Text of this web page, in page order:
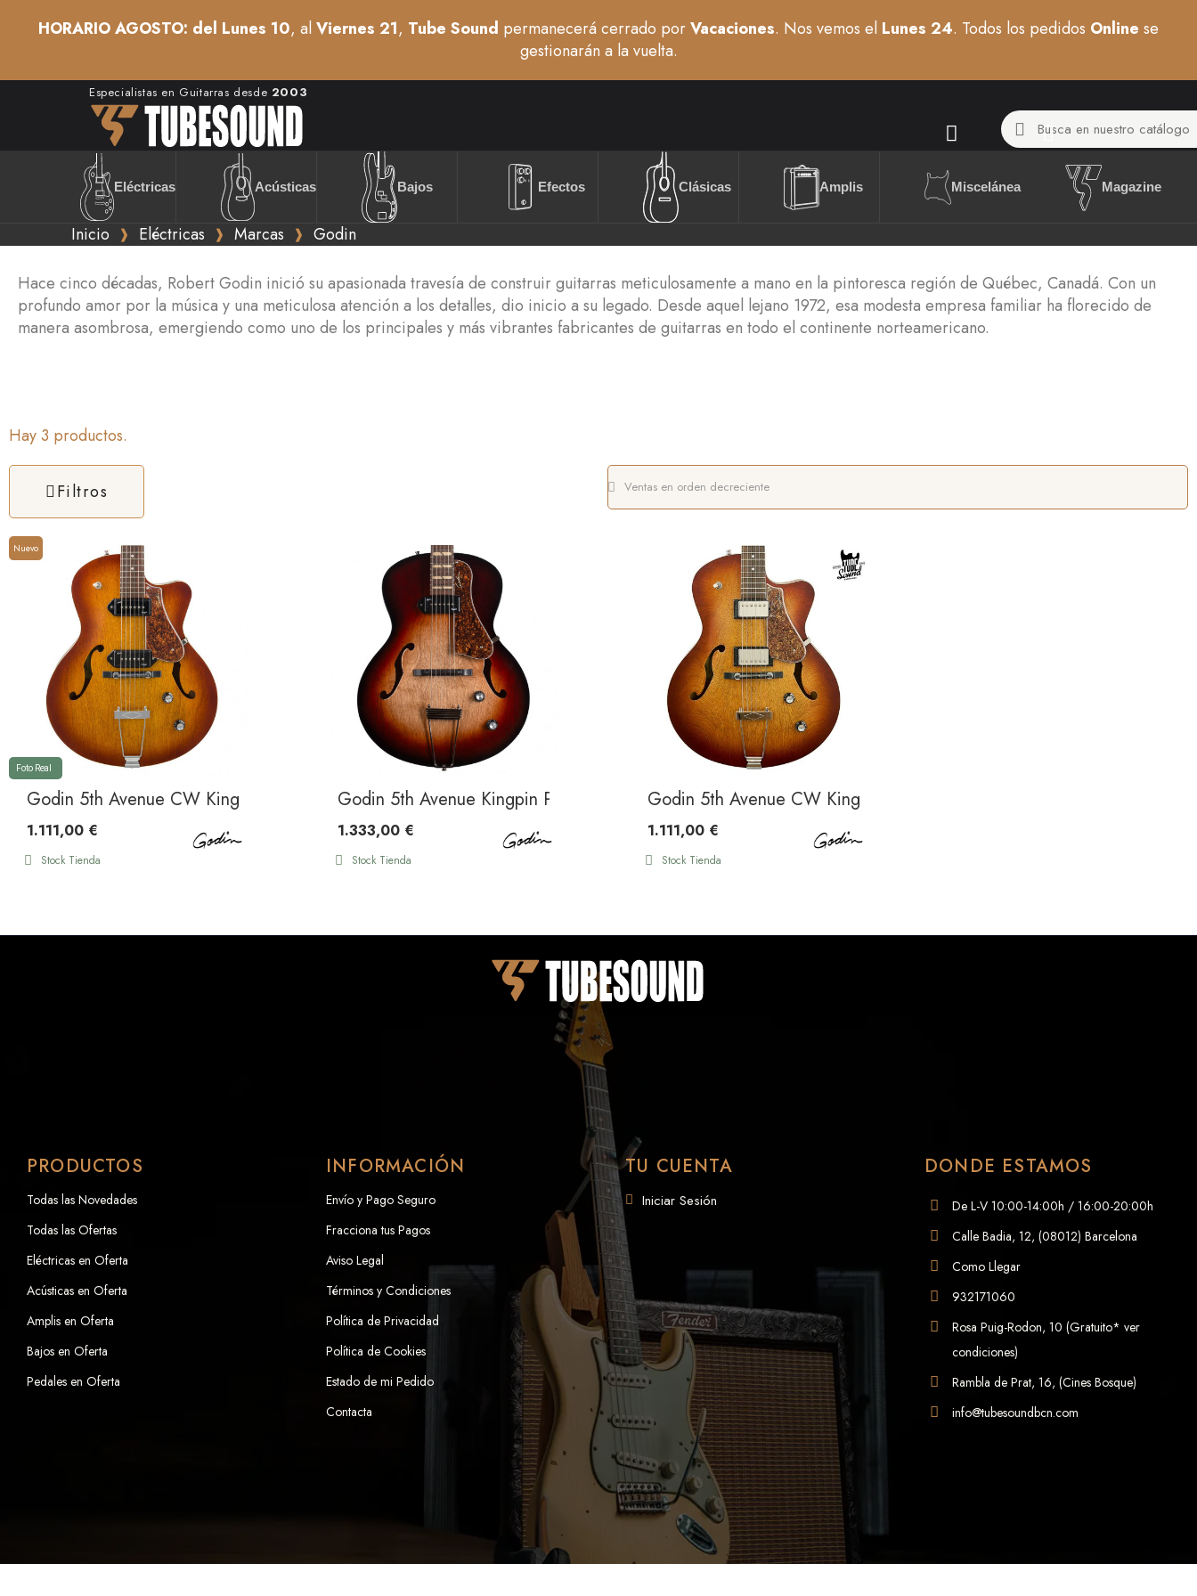
HORARIO AGOSTO: del Lunes 10, alViernes 21, Tube Sound permanecerá cerrado porVacaciones. Nos vemos el Lunes 24. Todos los pedidos Online se
gestionarán a la vuelta.
Especialistas en Guitarras desde 2003
Eléctricas Acústicas Bajos Efectos Clásicas Amplis Miscelánea Magazine
Inicio Eléctricas Marcas Godin
Hace cinco décadas, Robert Godin inició su apasionada travesía de construir guitarras meticulosamente a mano en la pintoresca región de Québec, Canadá. Con un
profundo amor por la música y una meticulosa atención a los detalles, dio inicio a su legado. Desde aquel lejano 1972, esa modesta empresa familiar ha florecido de
manera asombrosa, emergiendo como uno de los principales y más vibrantes fabricantes de guitarras en todo el continente norteamericano.
Hay 3 productos.
Filtros
Nuevo
Godin 5th Avenue CW Kingpin II P90 Cognac Burst
1.111,00 €
Foto Real
Stock Tienda
Godin 5th Avenue Kingpin P90 DLX Vintage Burst HG
1.333,00 €
Stock Tienda
Godin 5th Avenue CW Kingpin II HB Cognac Burst
1.111,00 €
Stock Tienda
PRODUCTOS
Todas las Novedades
Todas las Ofertas
Eléctricas en Oferta
Acústicas en Oferta
Amplis en Oferta
Bajos en Oferta
Pedales en Oferta
INFORMACIÓN
Envío y Pago Seguro
Fracciona tus Pagos
Aviso Legal
Términos y Condiciones
Política de Privacidad
Política de Cookies
Estado de mi Pedido
Contacta
TU CUENTA
Iniciar Sesión
DONDE ESTAMOS
De L-V 10:00-14:00h / 16:00-20:00h
Calle Badia, 12, (08012) Barcelona
Como Llegar
932171060
Rosa Puig-Rodon, 10 (Gratuito* ver
condiciones)
Rambla de Prat, 16, (Cines Bosque)
info@tubesoundbcn.com